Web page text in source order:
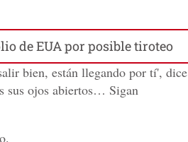
de EUA por posible tiroteo
bien, están llegando por tí', dice
sus ojos abiertos… Sigan